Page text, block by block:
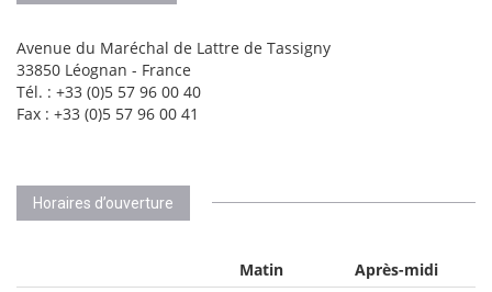
Avenue du Maréchal de Lattre de Tassigny
33850 Léognan - France
Tél. : +33 (0)5 57 96 00 40
Fax : +33 (0)5 57 96 00 41
Horaires d’ouverture
Matin
Après-midi